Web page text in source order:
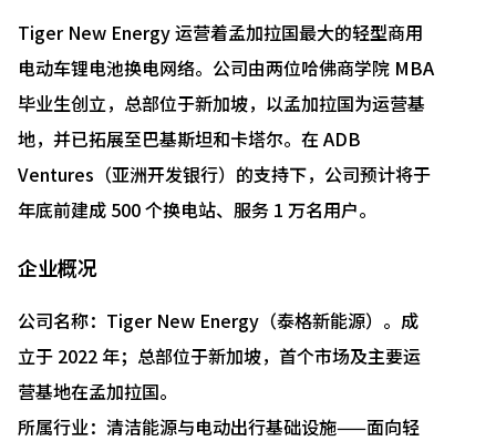
Tiger New Energy 运营着孟加拉国最大的轻型商用
电动车锂电池换电网络。公司由两位哈佛商学院 MBA
毕业生创立，总部位于新加坡，以孟加拉国为运营基
地，并已拓展至巴基斯坦和卡塔尔。在 ADB
Ventures（亚洲开发银行）的支持下，公司预计将于
年底前建成 500 个换电站、服务 1 万名用户。
企业概况
公司名称：Tiger New Energy（泰格新能源）。成
立于 2022 年；总部位于新加坡，首个市场及主要运
营基地在孟加拉国。
所属行业：清洁能源与电动出行基础设施——面向轻